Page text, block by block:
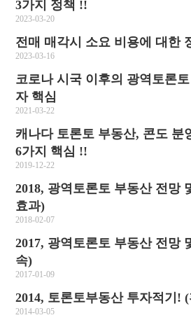
3가지 정책 !!
2023-03-20
전매 매각시 소요 비용에 대한
2023-03-16
코로나 시국 이후의 광역토론
자 핵심
2021-03-22
캐나다 토론토 부동산, 콘도 분
6가지 핵심 !!
2019-12-22
2018, 광역토론토 부동산 전망
효과)
2018-02-07
2017, 광역토론토 부동산 전망
속)
2017-01-09
2014, 토론토부동산 투자적기!
2014-03-05